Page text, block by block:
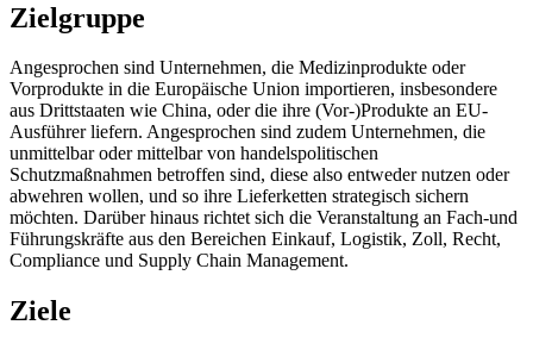
Zielgruppe
Angesprochen sind Unternehmen, die Medizinprodukte oder
Vorprodukte in die Europäische Union importieren, insbesondere
aus Drittstaaten wie China, oder die ihre (Vor-)Produkte an EU-
Ausführer liefern. Angesprochen sind zudem Unternehmen, die
unmittelbar oder mittelbar von handelspolitischen
Schutzmaßnahmen betroffen sind, diese also entweder nutzen oder
abwehren wollen, und so ihre Lieferketten strategisch sichern
möchten. Darüber hinaus richtet sich die Veranstaltung an Fach-und
Führungskräfte aus den Bereichen Einkauf, Logistik, Zoll, Recht,
Compliance und Supply Chain Management.
Ziele